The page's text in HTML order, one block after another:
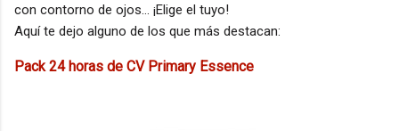
con contorno de ojos... ¡Elige el tuyo!
Aquí te dejo alguno de los que más destacan:
Pack 24 horas de CV Primary Essence